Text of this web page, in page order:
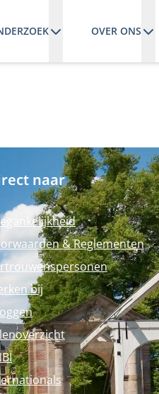
OVER ONS
naar
& Reglementen
bij